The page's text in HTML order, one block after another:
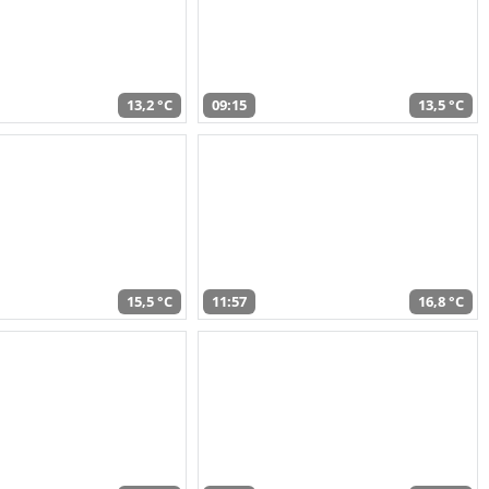
13,2 °C 09:15 13,5 °C
15,5 °C 11:57 16,8 °C